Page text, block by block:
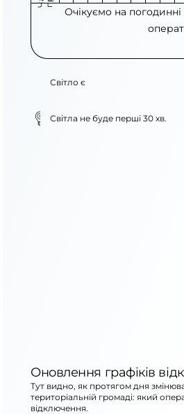
Очікуємо на
Світло є
Світла не буде перші 30 хв.
Оновлення графіків
Тут видно, як протягом дня
територіальній громаді: який
відключення.